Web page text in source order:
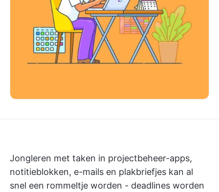
Jongleren met taken in projectbeheer-apps,
notitieblokken, e-mails en plakbriefjes kan al
snel een rommeltje worden - deadlines worden